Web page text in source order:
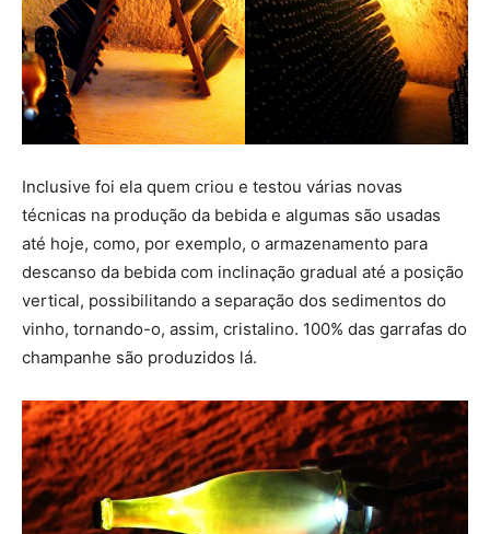
Inclusive foi ela quem criou e testou várias novas
técnicas na produção da bebida e algumas são usadas
até hoje, como, por exemplo, o armazenamento para
descanso da bebida com inclinação gradual até a posição
vertical, possibilitando a separação dos sedimentos do
vinho, tornando-o, assim, cristalino. 100% das garrafas do
champanhe são produzidos lá.